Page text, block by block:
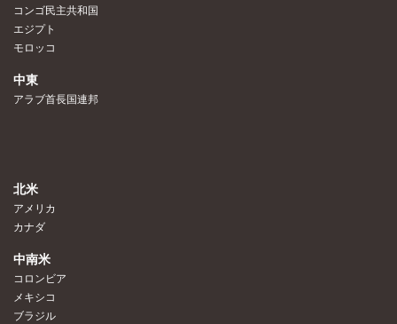
コンゴ民主共和国
エジプト
モロッコ
中東
アラブ首長国連邦
北米
アメリカ
カナダ
中南米
コロンビア
メキシコ
ブラジル